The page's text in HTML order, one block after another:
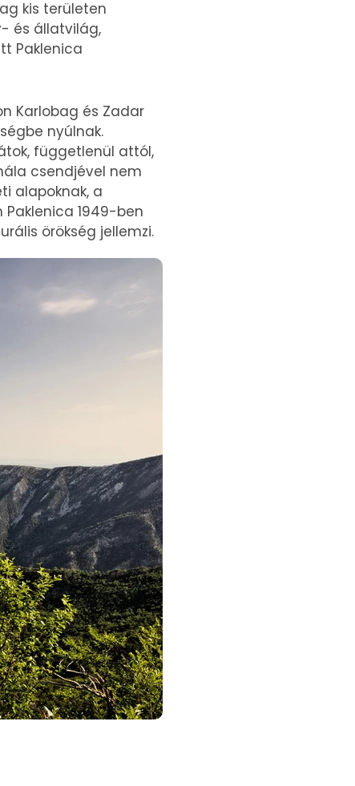
kis területen
és állatvilág,
Paklenica
Karlobag és Zadar
nyúlnak.
függetlenül attól,
csendjével nem
alapoknak, a
1949-ben
örökség jellemzi.